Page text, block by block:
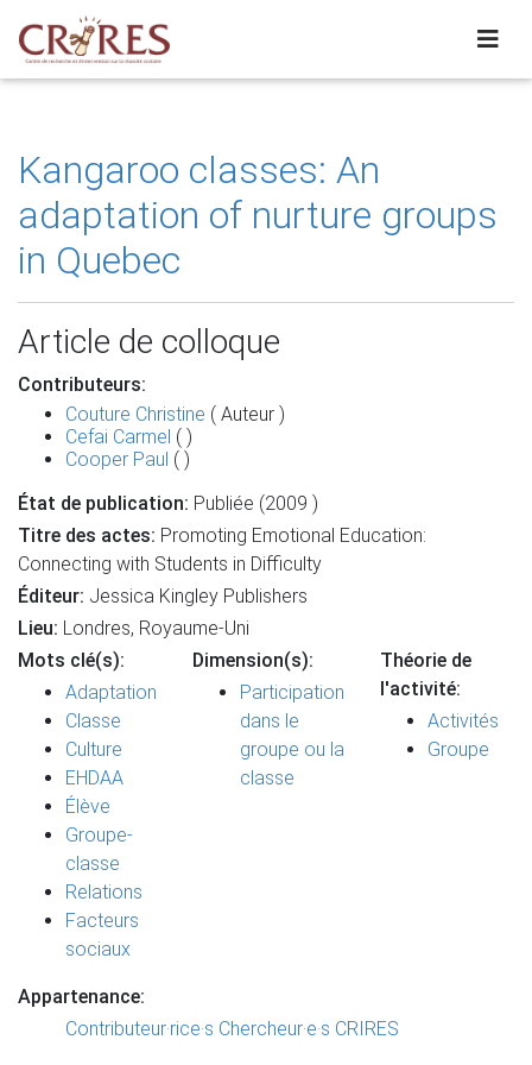
Kangaroo classes: An
adaptation of nurture groups
in Quebec
Article de colloque
Contributeurs:
Couture Christine ( Auteur )
Cefai Carmel ( )
Cooper Paul ( )
État de publication: Publiée (2009 )
Titre des actes: Promoting Emotional Education:
Connecting with Students in Difficulty
Éditeur: Jessica Kingley Publishers
Lieu: Londres, Royaume-Uni
Mots clé(s):
Adaptation
Classe
Culture
EHDAA
Élève
Groupe-
classe
Relations
Facteurs
sociaux
Dimension(s):
Participation
dans le
groupe ou la
classe
Théorie de
l'activité:
Activités
Groupe
Appartenance:
Contributeur·rice·s Chercheur·e·s CRIRES